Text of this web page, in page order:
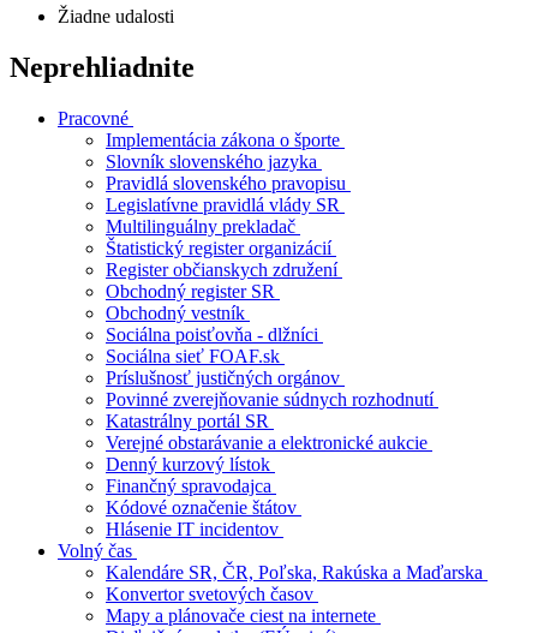
Žiadne udalosti
Neprehliadnite
Pracovné
Implementácia zákona o športe
Slovník slovenského jazyka
Pravidlá slovenského pravopisu
Legislatívne pravidlá vlády SR
Multilinguálny prekladač
Štatistický register organizácií
Register občianskych združení
Obchodný register SR
Obchodný vestník
Sociálna poisťovňa - dlžníci
Sociálna sieť FOAF.sk
Príslušnosť justičných orgánov
Povinné zverejňovanie súdnych rozhodnutí
Katastrálny portál SR
Verejné obstarávanie a elektronické aukcie
Denný kurzový lístok
Finančný spravodajca
Kódové označenie štátov
Hlásenie IT incidentov
Volný čas
Kalendáre SR, ČR, Poľska, Rakúska a Maďarska
Konvertor svetových časov
Mapy a plánovače ciest na internete